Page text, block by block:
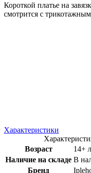
Короткой платье на
смотрится с
Характеристики
Возраст
14+
Наличие на складе В
Бренд